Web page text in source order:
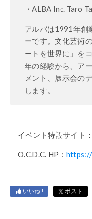
・ALBA Inc. Taro
アルバは1991年創
ーです。文化芸術
ートを世界に」を
年の経験から、ア
メント、展示会の
します。
イベント特設サイト
O.C.D.C. HP ：
いいね ! ポスト